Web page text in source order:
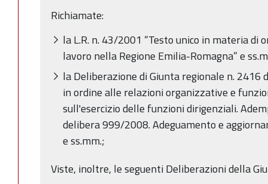
Richiamate:
la L.R. n. 43/2001 “Testo unico in materia di
lavoro nella Regione Emilia-Romagna” e
la Deliberazione di Giunta regionale n.
in ordine alle relazioni organizzative e
sull'esercizio delle funzioni dirigenziali.
delibera 999/2008. Adeguamento e
e ss.mm.;
Viste, inoltre, le seguenti Deliberazioni della